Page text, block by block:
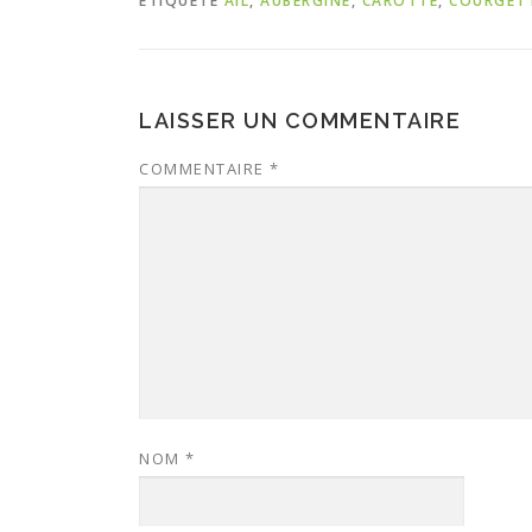
LAISSER UN COMMENTAIRE
COMMENTAIRE *
NOM *